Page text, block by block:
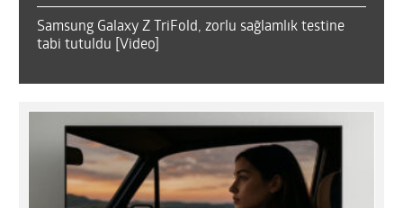
Samsung Galaxy Z TriFold, zorlu sağlamlık testine
tabi tutuldu [Video]